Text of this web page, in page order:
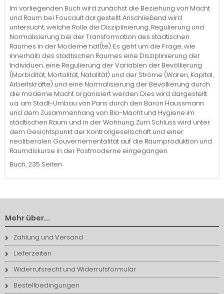
Im vorliegenden Buch wird zunächst die Beziehung von Macht
und Raum bei Foucault dargestellt. Anschließend wird
untersucht, welche Rolle die Disziplinierung, Regulierung und
Normalisierung bei der Transformation des städtischen
Raumes in der Moderne hat(te). Es geht um die Frage, wie
innerhalb des städtischen Raumes eine Disziplinierung der
Individuen, eine Regulierung der Variablen der Bevölkerung
(Morbidität, Mortalität, Natalität) und der Ströme (Waren, Kapital,
Arbeitskräfte) und eine Normalisierung der Bevölkerung durch
die moderne Macht organisiert werden. Dies wird dargestellt
u.a. am Stadt-Umbau von Paris durch den Baron Haussmann
und dem Zusammenhang von Bio-Macht und Hygiene im
städtischen Raum und in der Wohnung. Zum Schluss wird unter
dem Gesichtspunkt der Kontrollgesellschaft und einer
neoliberalen Gouvernementalität auf die Raumproduktion und
Raumdiskurse in der Postmoderne eingegangen.
Buch, 235 Seiten
Mehr über...
Zahlung und Versand
Lieferzeiten
Widerrufsrecht und Widerrufsformular
Bestellbedingungen